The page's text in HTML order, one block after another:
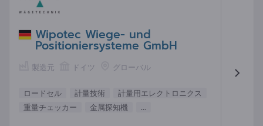
Wipotec Wiege- und
Positioniersysteme GmbH
製造元 ドイツ グローバル
ロードセル 計量技術
計量用エレクトロニクス
重量チェッカー
金属探知機 ...